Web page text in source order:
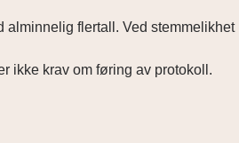
alminnelig flertall. Ved stemmelikhet
ikke krav om føring av protokoll.